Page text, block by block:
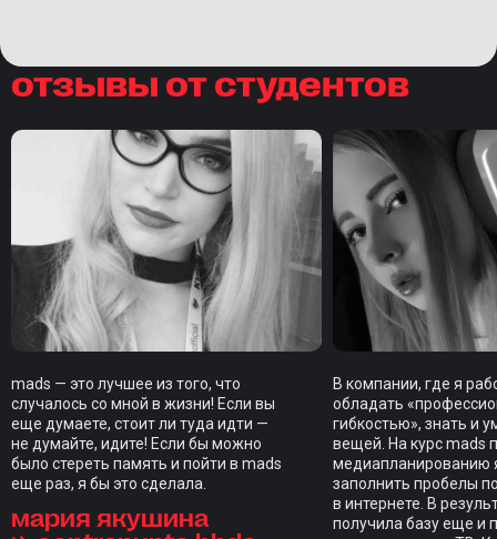
отзывы от студентов
mads — это лучшее из того, что
случалось со мной в жизни! Если вы
еще думаете, стоит ли туда идти —
не думайте, идите! Если бы можно
было стереть память и пойти в mads
еще раз, я бы это сделала.
мария якушина
В компании, где я
обладать
гибкостью», знать и
вещей. На курс mads
медиапланированию
заполнить пробелы
в интернете. В
получила базу еще и